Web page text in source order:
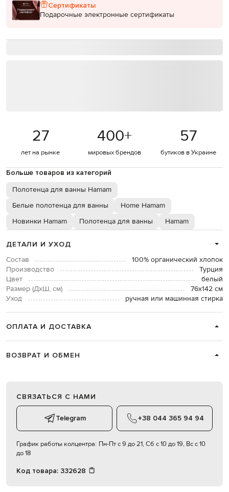
Сертификаты
Подарочные электронные сертификаты
27
лет на рынке
400+
мировых брендов
57
бутиков в Украине
Больше товаров из категорий
Полотенца для ванны Hamam
Белые полотенца для ванны
Home Hamam
Новинки Hamam
Полотенца для ванны Hamam
ДЕТАЛИ И УХОД
Состав
100% органический хлопок
Производство
Турция
Цвет
белый
Размер (ДхШ, см)
76х142 см
Уход
ручная или машинная стирка
ОПЛАТА И ДОСТАВКА
ВОЗВРАТ И ОБМЕН
СВЯЗАТЬСЯ С НАМИ
Telegram +38 044 365 94 94
График работы колцентра: Пн-Пт с 9 до 21, Сб с 10 до 19, Вс с 10
до 18
Код товара: 332628